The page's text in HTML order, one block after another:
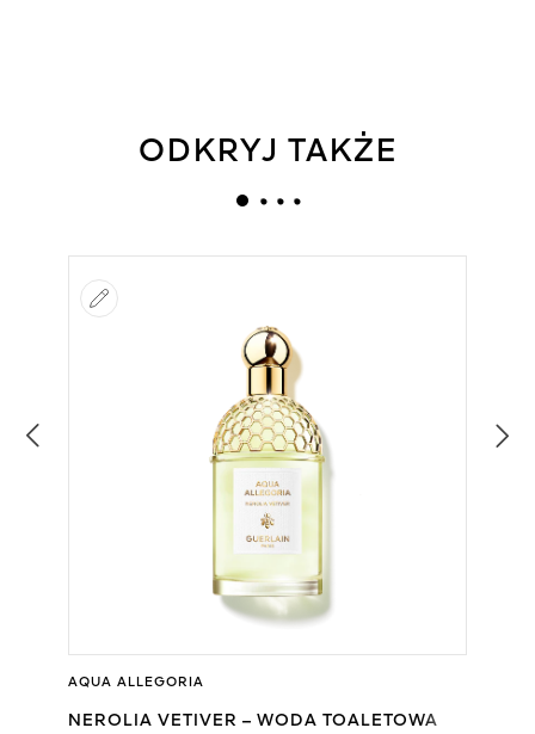
ODKRYJ TAKŻE
AQUA ALLEGORIA
NEROLIA VETIVER – WODA TOALETOWA